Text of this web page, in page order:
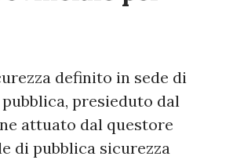
definito in sede di
presieduto dal
attuato dal questore
di pubblica sicurezza